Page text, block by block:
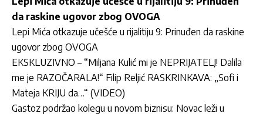
da raskine ugovor zbog OVOGA
Lepi Mića otkazuje učešće u rijalitiju 9: Prinuđen da raskine
ugovor zbog OVOGA
EKSKLUZIVNO – “Miljana Kulić mi je NEPRIJATELJ! Dalila
me je RAZOČARALA!“ Filip Reljić RASKRINKAVA: „Sofi i
Mateja KRIJU da…“ (VIDEO)
Gastoz podržao kolegu u novom biznisu: Novac leži u